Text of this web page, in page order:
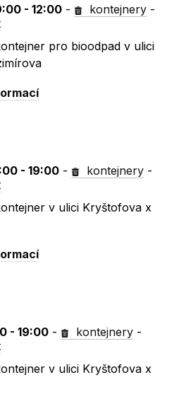
- 12:00 - kontejnery -
pro bioodpad v ulici
- 19:00 - kontejnery -
v ulici Kryštofova x
- 19:00 - kontejnery -
v ulici Kryštofova x